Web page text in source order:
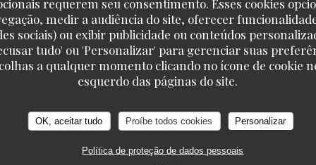
requerem seu consentimento. Esses cookies
medir a audiência do site, oferecer
sociais) ou exibir publicidade ou conteúdos
tudo' ou 'Personalizar' para gerenciar suas
a qualquer momento clicando no ícone de cookie
esquerdo das páginas do site.
OK, aceitar tudo Proíbe todos cookies Personalizar
Política de proteção de dados pessoais
SERVICE AMBIENCE: MENU : QUALITY_PRICE
..on se retrouve dans un jardin hors de la ville .. incroyable. Les